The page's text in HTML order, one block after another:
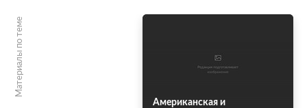
Материалы по теме
Американская и